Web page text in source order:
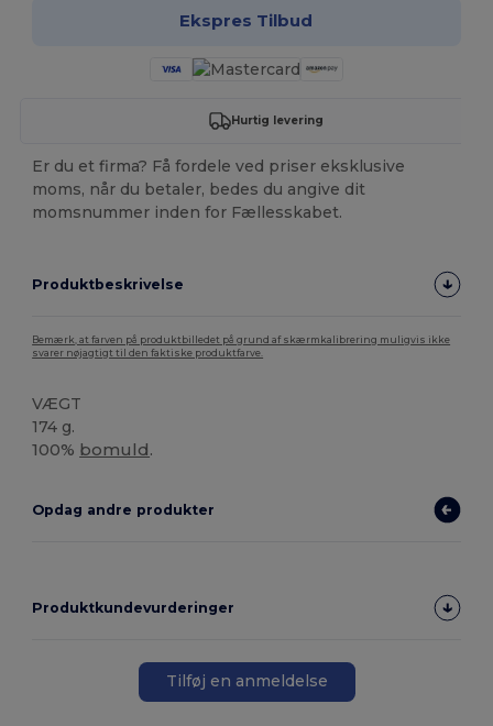
Ekspres Tilbud
Hurtig levering
Er du et firma? Få fordele ved priser eksklusive
moms, når du betaler, bedes du angive dit
momsnummer inden for Fællesskabet.
Produktbeskrivelse
Bemærk, at farven på produktbilledet på grund af skærmkalibrering muligvis ikke
svarer nøjagtigt til den faktiske produktfarve.
VÆGT
174 g.
100% bomuld.
Opdag andre produkter
Produktkundevurderinger
Tilføj en anmeldelse